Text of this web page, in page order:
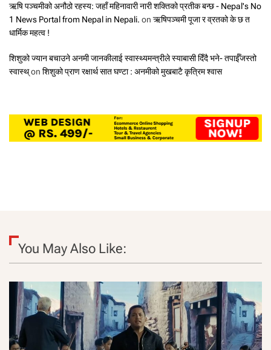
ऋषि पञ्चमीको अनौठो रहस्य: जहाँ महिनावारी नारी शक्तिको प्रतीक बन्छ - Nepal's No
1 News Portal from Nepal in Nepali. on ऋषिपञ्चमी पूजा र व्रतको के छ त
धार्मिक महत्व !
शिशुको ज्यान बचाउने अनमी जानकीलाई स्वास्थ्यमन्त्रीले स्याबासी दिँदै भने- तपाईँजस्तो
स्वास्थ्on शिशुको प्राण रक्षार्थ सात घण्टा : अनमीको मुखबाटै कृत्रिम श्वास
You May Also Like: